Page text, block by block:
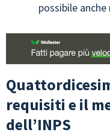
possibile
requisiti e il
dell’INPS